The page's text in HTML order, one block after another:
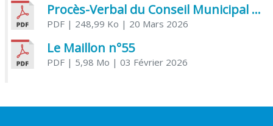
Procès-Verbal du Conseil Municipal du 20 mars 2026
PDF| 248,99 Ko | 20 Mars 2026
Le Maillon n°55
PDF| 5,98 Mo | 03 Février 2026